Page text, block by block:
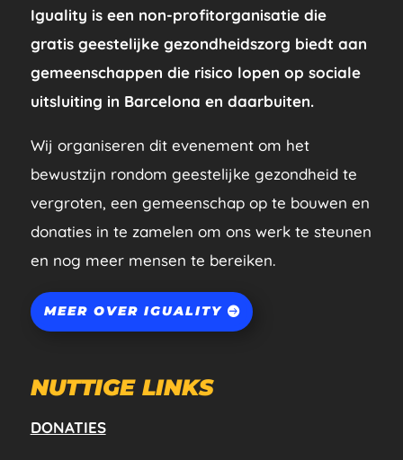
Iguality is een non-profitorganisatie die
gratis geestelijke gezondheidszorg biedt aan
gemeenschappen die risico lopen op sociale
uitsluiting in Barcelona en daarbuiten.
Wij organiseren dit evenement om het
bewustzijn rondom geestelijke gezondheid te
vergroten, een gemeenschap op te bouwen en
donaties in te zamelen om ons werk te steunen
en nog meer mensen te bereiken.
MEER OVER IGUALITY
NUTTIGE LINKS
DONATIES